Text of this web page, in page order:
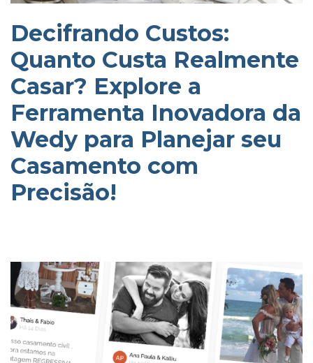
Decifrando Custos:
Quanto Custa Realmente
Casar? Explore a
Ferramenta Inovadora da
Wedy para Planejar seu
Casamento com
Precisão!